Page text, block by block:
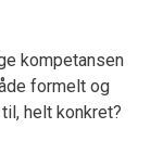
kompetansen
formelt og
helt konkret?